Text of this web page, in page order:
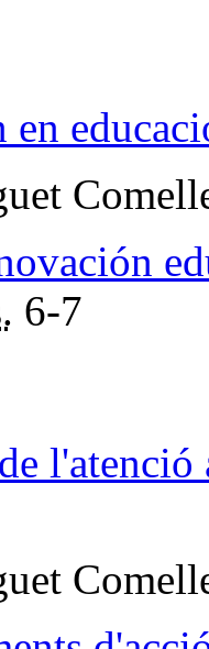
en
6-7
l'atenció